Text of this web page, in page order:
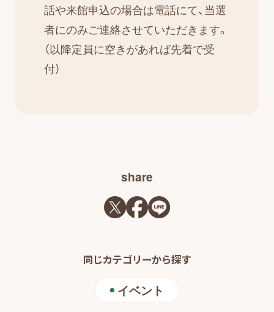
share
同じカテゴリーから探す
イベント
話や来館申込の場合は電話にて、当選
者にのみご連絡させていただきます。
（以降定員に空きがあれば先着で受
付）